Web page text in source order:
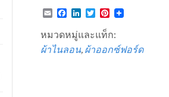
EmailFacebook
LinkedIn
TwitterPinterest
หมวดหมู่และแท็ก:
ผ้าไนลอน, ผ้าออกซ์ฟอร์ด